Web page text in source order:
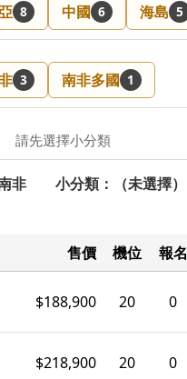
8 中國 6 海島 5
3 南非多國 1
請先選擇小分類
非 小分類：（未選擇）
售價 機位 報名
$188,900 20 0
$218,900 20 0